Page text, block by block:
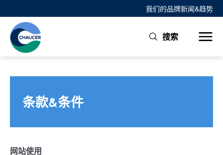
我们的品牌新闻&趋势
搜索
条款&条件
网站使用